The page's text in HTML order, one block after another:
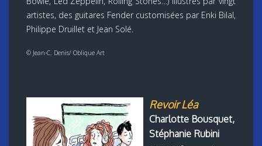
artistes, des guitares Fender customisées par Enki Bilal,
Philippe Druillet et Jean Solé.
© Jean-C. Denis/ Oblique Art
Revoir Léa
Charlotte Bousquet,
Stéphanie Rubini